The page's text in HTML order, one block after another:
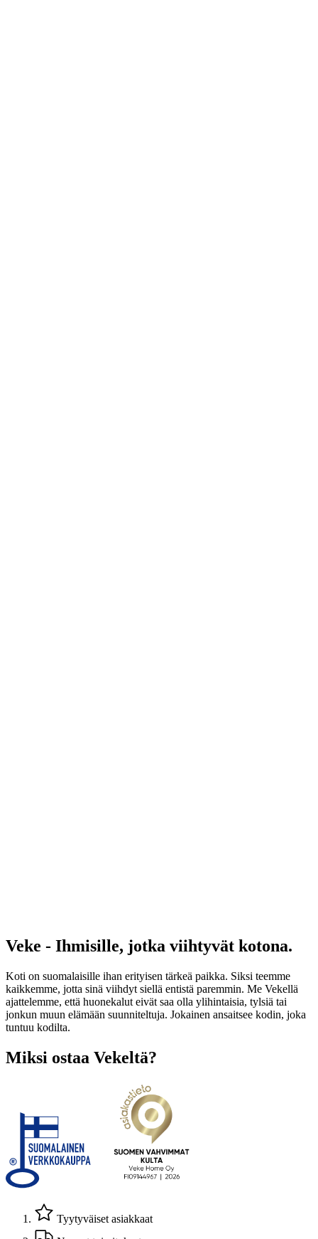
Veke - Ihmisille, jotka viihtyvät kotona.
Koti on suomalaisille ihan erityisen tärkeä paikka. Siksi teemme
kaikkemme, jotta sinä viihdyt siellä entistä paremmin. Me Vekellä
ajattelemme, että huonekalut eivät saa olla ylihintaisia, tylsiä tai
jonkun muun elämään suunniteltuja. Jokainen ansaitsee kodin, joka
tuntuu kodilta.
Miksi ostaa Vekeltä?
Tyytyväiset asiakkaat